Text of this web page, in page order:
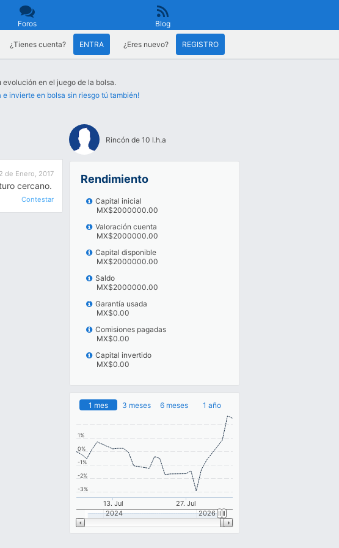
Foros Blog
¿Tienes cuenta? ENTRA ¿Eres nuevo? REGISTRO
en el juego de la bolsa.
e invierte en bolsa sin riesgo tú también!
2 de Enero, 2017
cercano.
Contestar
Rincón de 10 l.h.a
Rendimiento
Capital inicial
MX$2000000.00
Valoración cuenta
MX$2000000.00
Capital disponible
MX$2000000.00
Saldo
MX$2000000.00
Garantía usada
MX$0.00
Comisiones pagadas
MX$0.00
Capital invertido
MX$0.00
13. Jul 27. Jul
-3%
-2%
-1%
0%
1%
2024 2026
1 mes 3 meses 6 meses 1 año